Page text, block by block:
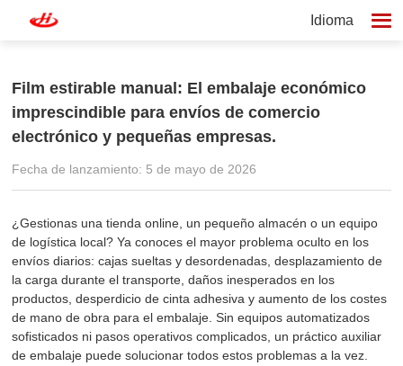
Idioma
Film estirable manual: El embalaje económico
imprescindible para envíos de comercio
electrónico y pequeñas empresas.
Fecha de lanzamiento: 5 de mayo de 2026
¿Gestionas una tienda online, un pequeño almacén o un equipo
de logística local? Ya conoces el mayor problema oculto en los
envíos diarios: cajas sueltas y desordenadas, desplazamiento de
la carga durante el transporte, daños inesperados en los
productos, desperdicio de cinta adhesiva y aumento de los costes
de mano de obra para el embalaje. Sin equipos automatizados
sofisticados ni pasos operativos complicados, un práctico auxiliar
de embalaje puede solucionar todos estos problemas a la vez.